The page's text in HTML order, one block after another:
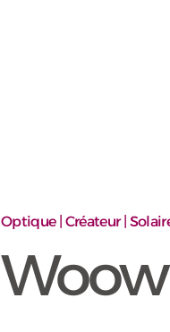
Optique | Créateur |
Woow